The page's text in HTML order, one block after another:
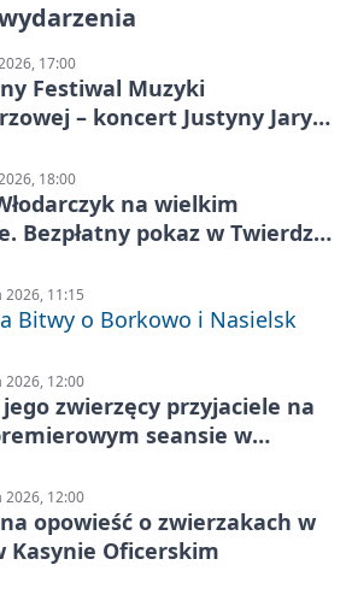
17:00
Festiwal Muzyki
– koncert Justyny Jary i
18:00
na wielkim
Bezpłatny pokaz w Twierdzy
2026, 11:15
Bitwy o Borkowo i Nasielsk
2026, 12:00
jego zwierzęcy przyjaciele na
seansie w
2026, 12:00
opowieść o zwierzakach w
Kasynie Oficerskim